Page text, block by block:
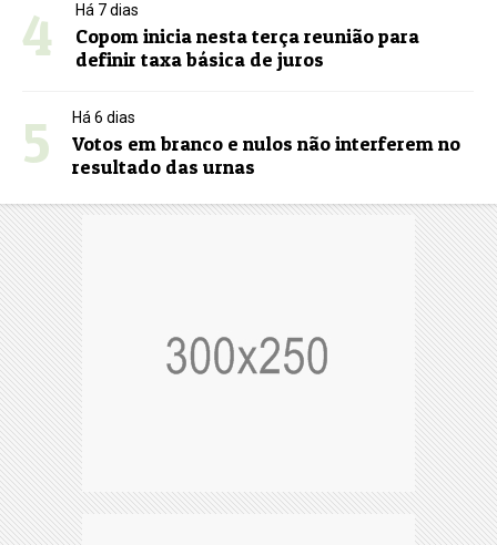
4 Há 7 dias
Copom inicia nesta terça reunião para
definir taxa básica de juros
5 Há 6 dias
Votos em branco e nulos não interferem no
resultado das urnas